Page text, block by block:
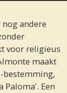
andere
voor religieus
maakt
bestemming,
Paloma'. Een